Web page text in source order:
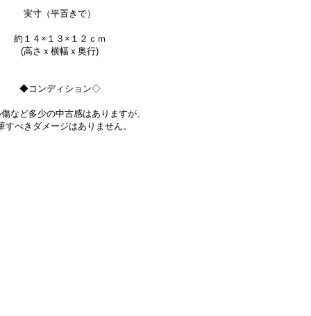
実寸（平置きで）
約１４×１３×１２ｃｍ
(高さｘ横幅ｘ奥行)
◆コンディション◇
など多少の中古感はありますが、
すべきダメージはありません。